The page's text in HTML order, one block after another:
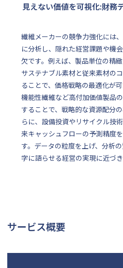
見えない価値を可視化:財務
繊維メーカーの競争力強化には
に分析し、隠れた経営課題や機
欠です。例えば、製品単位の精緻
サステナブル素材と従来素材の
ることで、価格戦略の最適化が
機能性繊維など高付加価値製品
することで、戦略的な資源配分
らに、設備投資やリサイクル技
来キャッシュフローの予測精度
す。データの粒度を上げ、分析
字に語らせる経営の実現に近づき
サービス概要